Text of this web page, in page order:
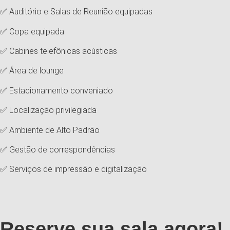
✅ Auditório e Salas de Reunião equipadas
✅ Copa equipada
✅ Cabines telefônicas acústicas
✅ Área de lounge
✅ Estacionamento conveniado
✅ Localização privilegiada
✅ Ambiente de Alto Padrão
✅ Gestão de correspondências
✅ Serviços de impressão e digitalização